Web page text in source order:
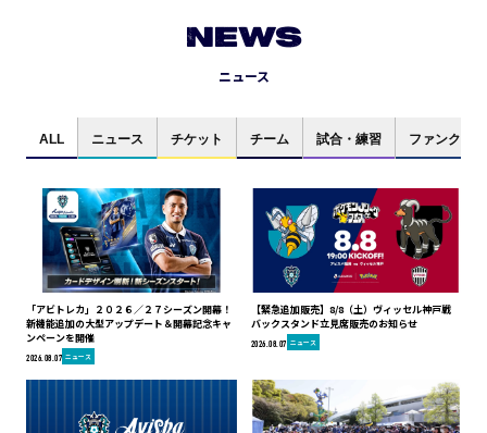
NEWS
ニュース
ALL ニュース チケット チーム 試合・練習 ファンクラブ
「アビトレカ」２０２６／２７シーズン開幕！
新機能追加の大型アップデート＆開幕記念キャ
ンペーンを開催
2026.08.07 ニュース
【緊急追加販売】8/8（土）ヴィッセル神戸戦
バックスタンド立見席販売のお知らせ
2026.08.07 ニュース